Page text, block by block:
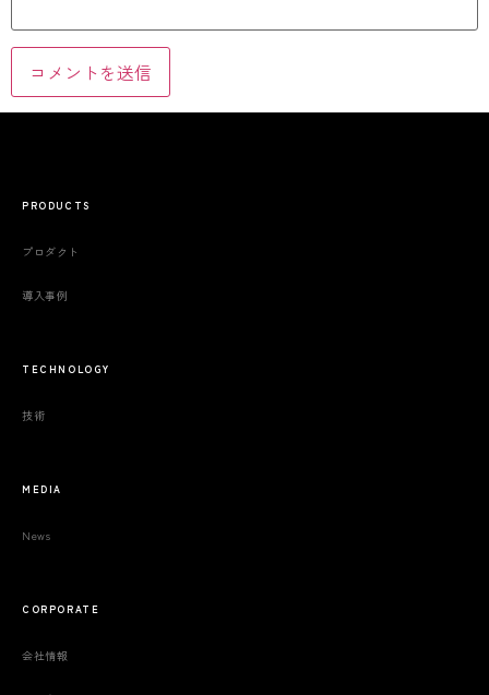
PRODUCTS
プロダクト
導入事例
TECHNOLOGY
技術
MEDIA
News
CORPORATE
会社情報